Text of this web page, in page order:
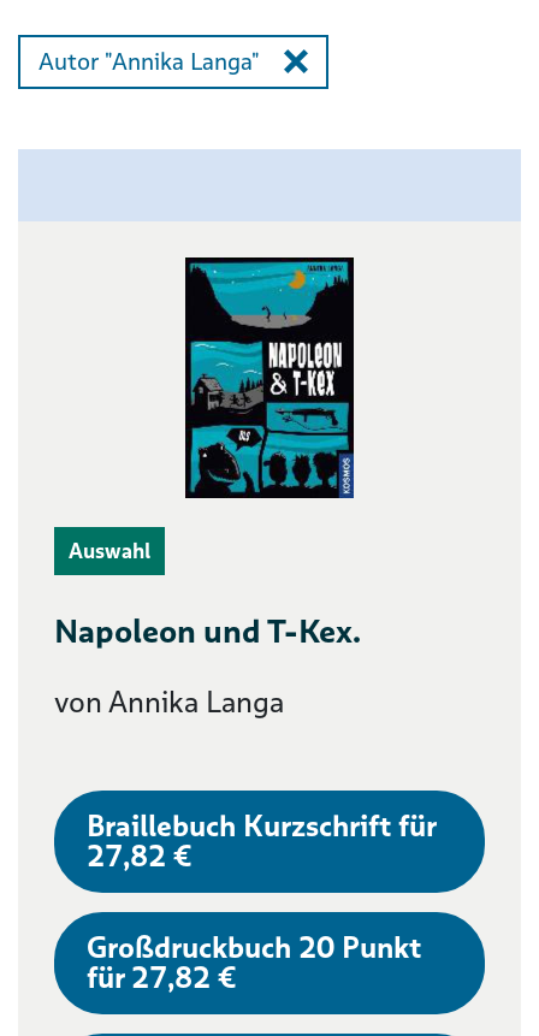
Autor "Annika Langa"
Auswahl
Napoleon und T-Kex.
von Annika Langa
Braillebuch Kurzschrift für
27,82 €
Großdruckbuch 20 Punkt
für 27,82 €